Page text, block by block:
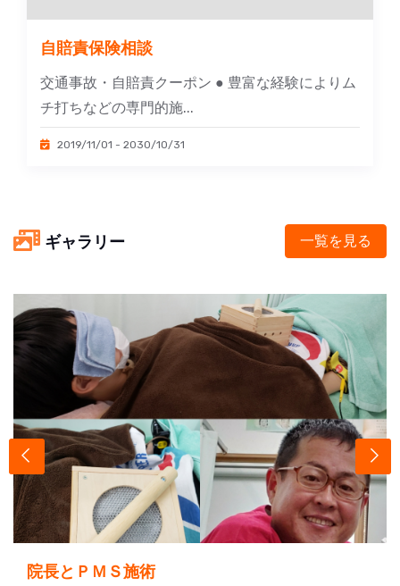
自賠責保険相談
交通事故・自賠責クーポン ● 豊富な経験によりム
チ打ちなどの専門的施...
2019/11/01 - 2030/10/31
ギャラリー 一覧を見る
院長とＰＭＳ施術